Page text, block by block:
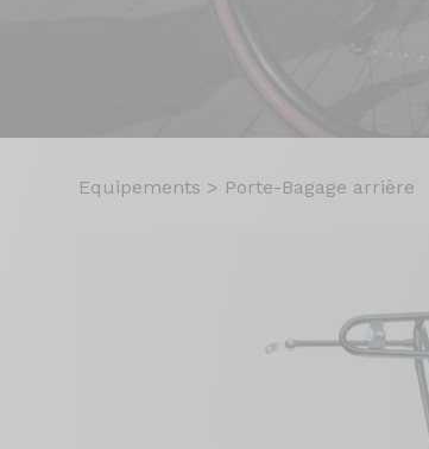
Equipements > Porte-Bagage arrière